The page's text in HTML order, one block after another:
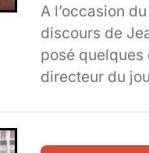
A l’occasion
discours de
posé quelques
directeur du